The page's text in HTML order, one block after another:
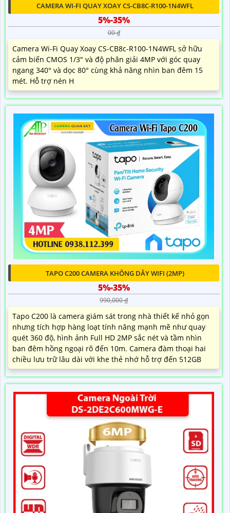
CAMERA WI-FI QUAY XOAY CS-CB8C-R100-1N4WFL
5%-35%
00 ₫
Camera Wi-Fi Quay Xoay CS-CB8c-R100-1N4WFL sở hữu
cảm biến CMOS 1/3" và độ phân giải 4MP với góc quay
ngang 340° và dọc 80° cùng khả năng nhìn ban đêm 15
mét. Hỗ trợ nén H
TAPO C200 CAMERA KHÔNG DÂY WIFI (2MP)
5%-35%
990,000 ₫
Tapo C200 là camera giám sát trong nhà thiết kế nhỏ gọn
nhưng tích hợp hàng loạt tính năng mạnh mẽ như quay
quét 360 độ, hình ảnh Full HD 2MP sắc nét và tầm nhìn
ban đêm hồng ngoại rõ đến 10m. Camera đàm thoại hai
chiều lưu trữ lâu dài với khe thẻ nhớ hỗ trợ đến 512GB